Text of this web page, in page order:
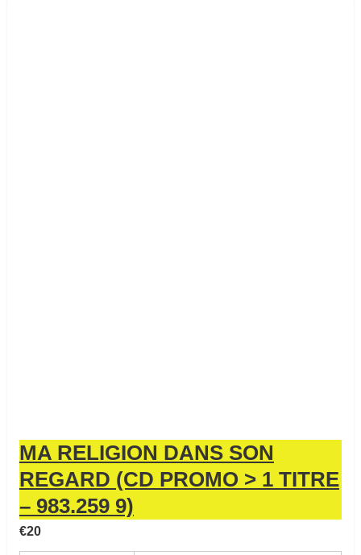
MA RELIGION DANS SON
REGARD (CD PROMO > 1 TITRE
– 983.259 9)
€20